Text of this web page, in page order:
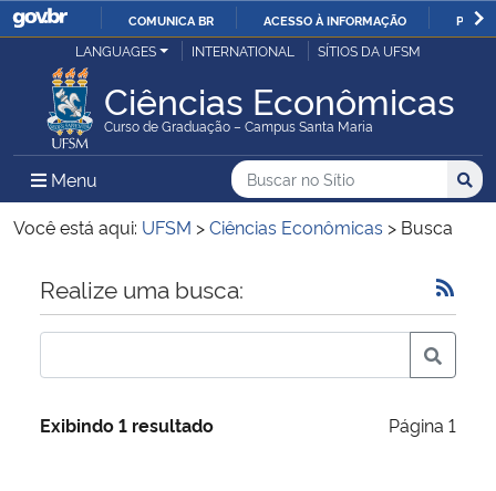
IR
O
COMUNICA BR ACESSO À INFORMAÇÃO
Ministério da Justiça e Segurança Pública
Ministério da Defesa
Ministério das Relações Exteriores
Ministério da Economia
Ministério da Infraestrutura
LANGUAGES INTERNATIONAL SÍTIOS DA UFSM
Ciências Econômicas
Curso de Graduação – Campus Santa Maria
Menu Menu Principal do Sítio
Busca
Buscar no no Sítio
Busca:
Você está aqui: UFSM >Ciências Econômicas > Busca
Início do conteúdo
Realize uma busca:
Exibindo 1 resultado Página 1